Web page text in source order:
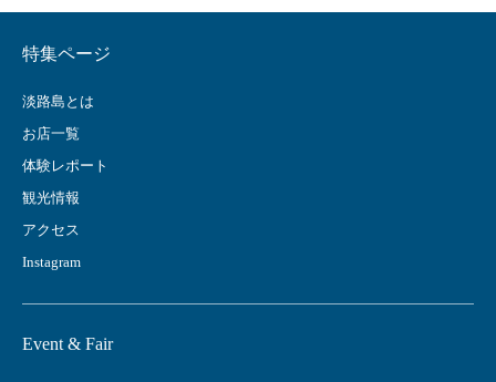
特集ページ
淡路島とは
お店一覧
体験レポート
観光情報
アクセス
Instagram
Event & Fair